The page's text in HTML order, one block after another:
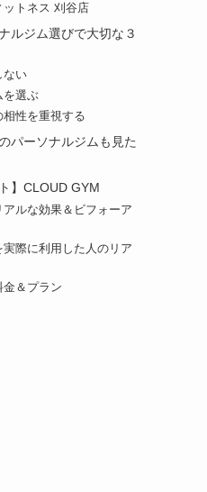
ットネス 刈谷店
ルジム選びで大切な３
ない
を選ぶ
相性を重視する
パーソナルジムも見た
】CLOUD GYM
アルな効果＆ビフォーア
実際に利用した人のリア
金＆プラン